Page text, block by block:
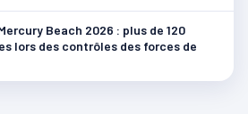
Beach 2026 : plus de 120
lors des contrôles des forces de